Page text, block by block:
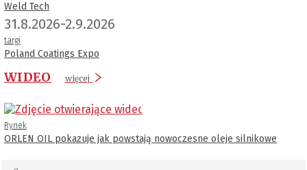
Weld Tech
31.8.2026-2.9.2026
targi
Poland Coatings Expo
WIDEO więcej
Rynek
ORLEN OIL pokazuje jak powstają nowoczesne oleje silnikowe